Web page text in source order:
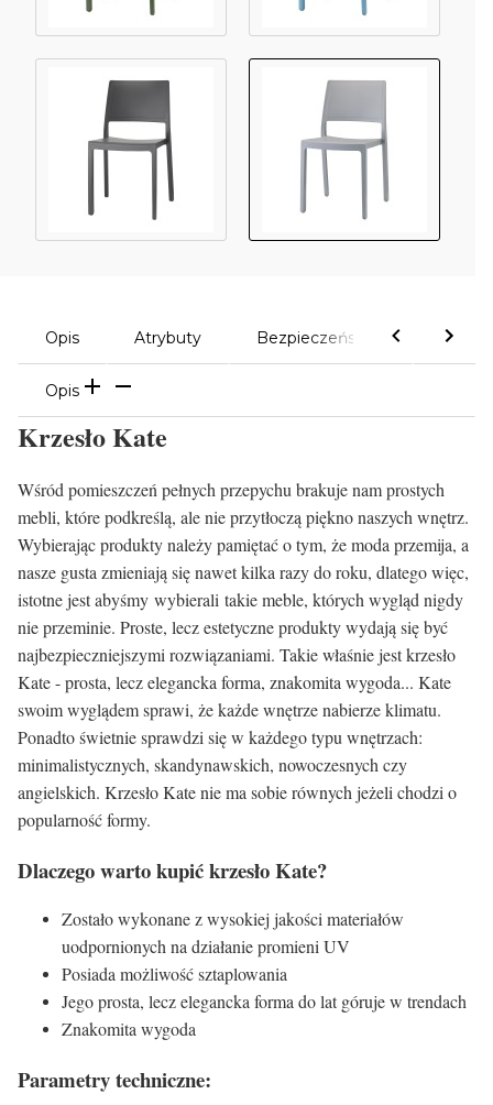
Opis Atrybuty Bezpieczeństwo
Opis
Krzesło Kate
Wśród pomieszczeń pełnych przepychu brakuje nam prostych
mebli, które podkreślą, ale nie przytłoczą piękno naszych wnętrz.
Wybierając produkty należy pamiętać o tym, że moda przemija, a
nasze gusta zmieniają się nawet kilka razy do roku, dlatego więc,
istotne jest abyśmy wybierali takie meble, których wygląd nigdy
nie przeminie. Proste, lecz estetyczne produkty wydają się być
najbezpieczniejszymi rozwiązaniami. Takie właśnie jest krzesło
Kate - prosta, lecz elegancka forma, znakomita wygoda... Kate
swoim wyglądem sprawi, że każde wnętrze nabierze klimatu.
Ponadto świetnie sprawdzi się w każdego typu wnętrzach:
minimalistycznych, skandynawskich, nowoczesnych czy
angielskich. Krzesło Kate nie ma sobie równych jeżeli chodzi o
popularność formy.
Dlaczego warto kupić krzesło Kate?
Zostało wykonane z wysokiej jakości materiałów
uodpornionych na działanie promieni UV
Posiada możliwość sztaplowania
Jego prosta, lecz elegancka forma do lat góruje w trendach
Znakomita wygoda
Parametry techniczne: